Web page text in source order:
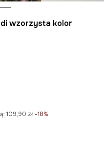
wzorzysta kolor
109,90 zł -18%